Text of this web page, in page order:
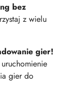
bez
z wielu
gier!
gier do